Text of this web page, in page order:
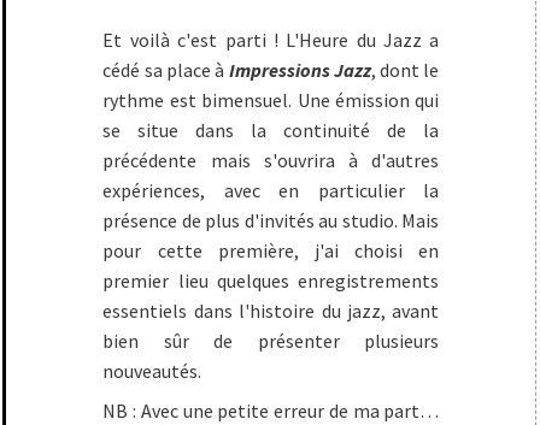
Et voilà c'est parti ! L'Heure du Jazz a
cédé sa place à Impressions Jazz, dont le
rythme est bimensuel. Une émission qui
se situe dans la continuité de la
précédente mais s'ouvrira à d'autres
expériences, avec en particulier la
présence de plus d'invités au studio. Mais
pour cette première, j'ai choisi en
premier lieu quelques enregistrements
essentiels dans l'histoire du jazz, avant
bien sûr de présenter plusieurs
nouveautés.
NB : Avec une petite erreur de ma part…